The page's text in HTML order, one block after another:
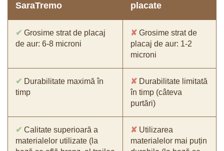
SaraTremo
placate
✔ Grosime strat de placaj
de aur: 6-8 microni
✘ Grosime strat de
placaj de aur: 1-2
microni
✔ Durabilitate maximă în
timp
✘ Durabilitate limitată
în timp (câteva
purtări)
✔ Calitate superioară a
materialelor utilizate (la
✘ Utilizarea
materialelor mai puțin